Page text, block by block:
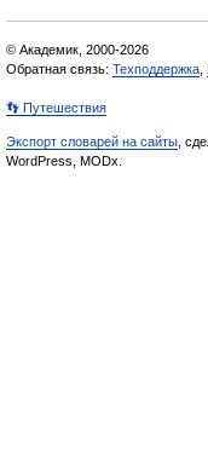
© Академик, 2000-2026
Обратная связь: Техподдержка
👣 Путешествия
Экспорт словарей на сайты ,
WordPress, MODx.